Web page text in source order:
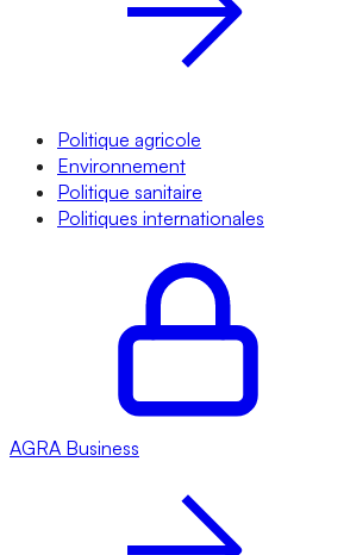
Politique agricole
Environnement
Politique sanitaire
Politiques internationales
AGRA Business